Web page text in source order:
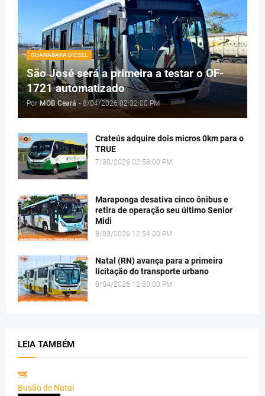
GUANABARA DIESEL
São José será a primeira a testar o OF-
1721 automatizado
Por MOB Ceará - 8/04/2026 02:32:00 PM
Crateús adquire dois micros 0km para o
TRUE
7/30/2026 02:58:00 PM
Maraponga desativa cinco ônibus e
retira de operação seu último Senior
Midi
8/03/2026 12:54:00 PM
Natal (RN) avança para a primeira
licitação do transporte urbano
8/04/2026 12:50:00 PM
LEIA TAMBÉM
Busão de Natal